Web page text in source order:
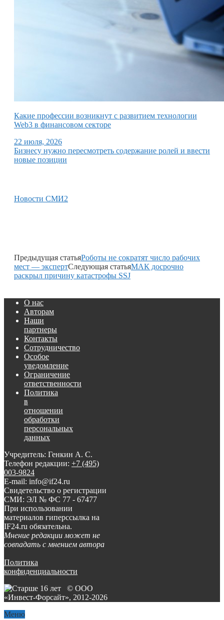
Какие профессии возникнут с развитием технологии
Web3 в финансовом секторе
22 июля, 2026
Бизнесу нужно пересмотреть содержание ролей и ввести
новые позиции
Новости СМИ2
Предыдущая статьяРоботы не сократят число рабочих
мест — экспертСледующая статьяМАК досрочно
раскрыл причину катастрофы SSJ
О нас
Авторам
Наши
партнеры
Контакты
Сотрудничество
Особое
уведомление
Ограничение
ответственности
Политика
в
отношении
обработки
персональных
данных
Учредитель: Генкин А. С.
Телефон редакции: +7 (495)
003-9824
E-mail: info@if24.ru
Свидетельство о регистрации
СМИ: ЭЛ № ФС 77 - 67477
При использовании
материалов гиперссылка на
IF24.ru обязательна.
Мнение редакции может не
совпадать с мнением автора
Политика
конфиденциальности
© ООО
«Инвест-Форсайт», 2012-2026
Меню